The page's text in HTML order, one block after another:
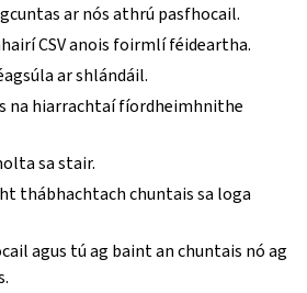
ar nós athrú pasfhocail.
CSV anois foirmlí féideartha.
ar shlándáil.
na hiarrachtaí fíordheimhnithe
sa stair.
thábhachtach chuntais sa loga
agus tú ag baint an chuntais nó ag